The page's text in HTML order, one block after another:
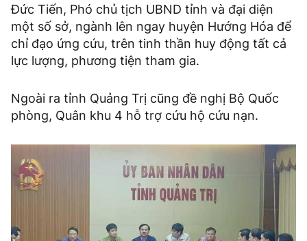
Đức Tiến, Phó chủ tịch UBND tỉnh và đại diện
một số sở, ngành lên ngay huyện Hướng Hóa để
chỉ đạo ứng cứu, trên tinh thần huy động tất cả
lực lượng, phương tiện tham gia.
Ngoài ra tỉnh Quảng Trị cũng đề nghị Bộ Quốc
phòng, Quân khu 4 hỗ trợ cứu hộ cứu nạn.